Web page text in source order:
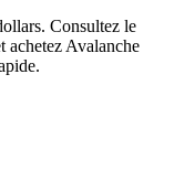
Consultez le
achetez Avalanche